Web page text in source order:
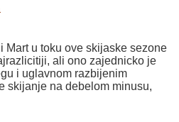
Mart u toku ove skijaske sezone
ali ono zajednicko je
i uglavnom razbijenim
skijanje na debelom minusu,